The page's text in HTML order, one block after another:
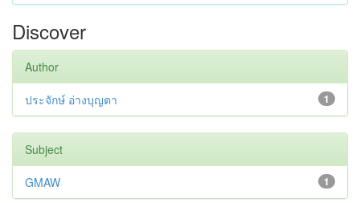
Discover
Author
1
ประจักษ์ อ่างบุญตา
Subject
1
GMAW